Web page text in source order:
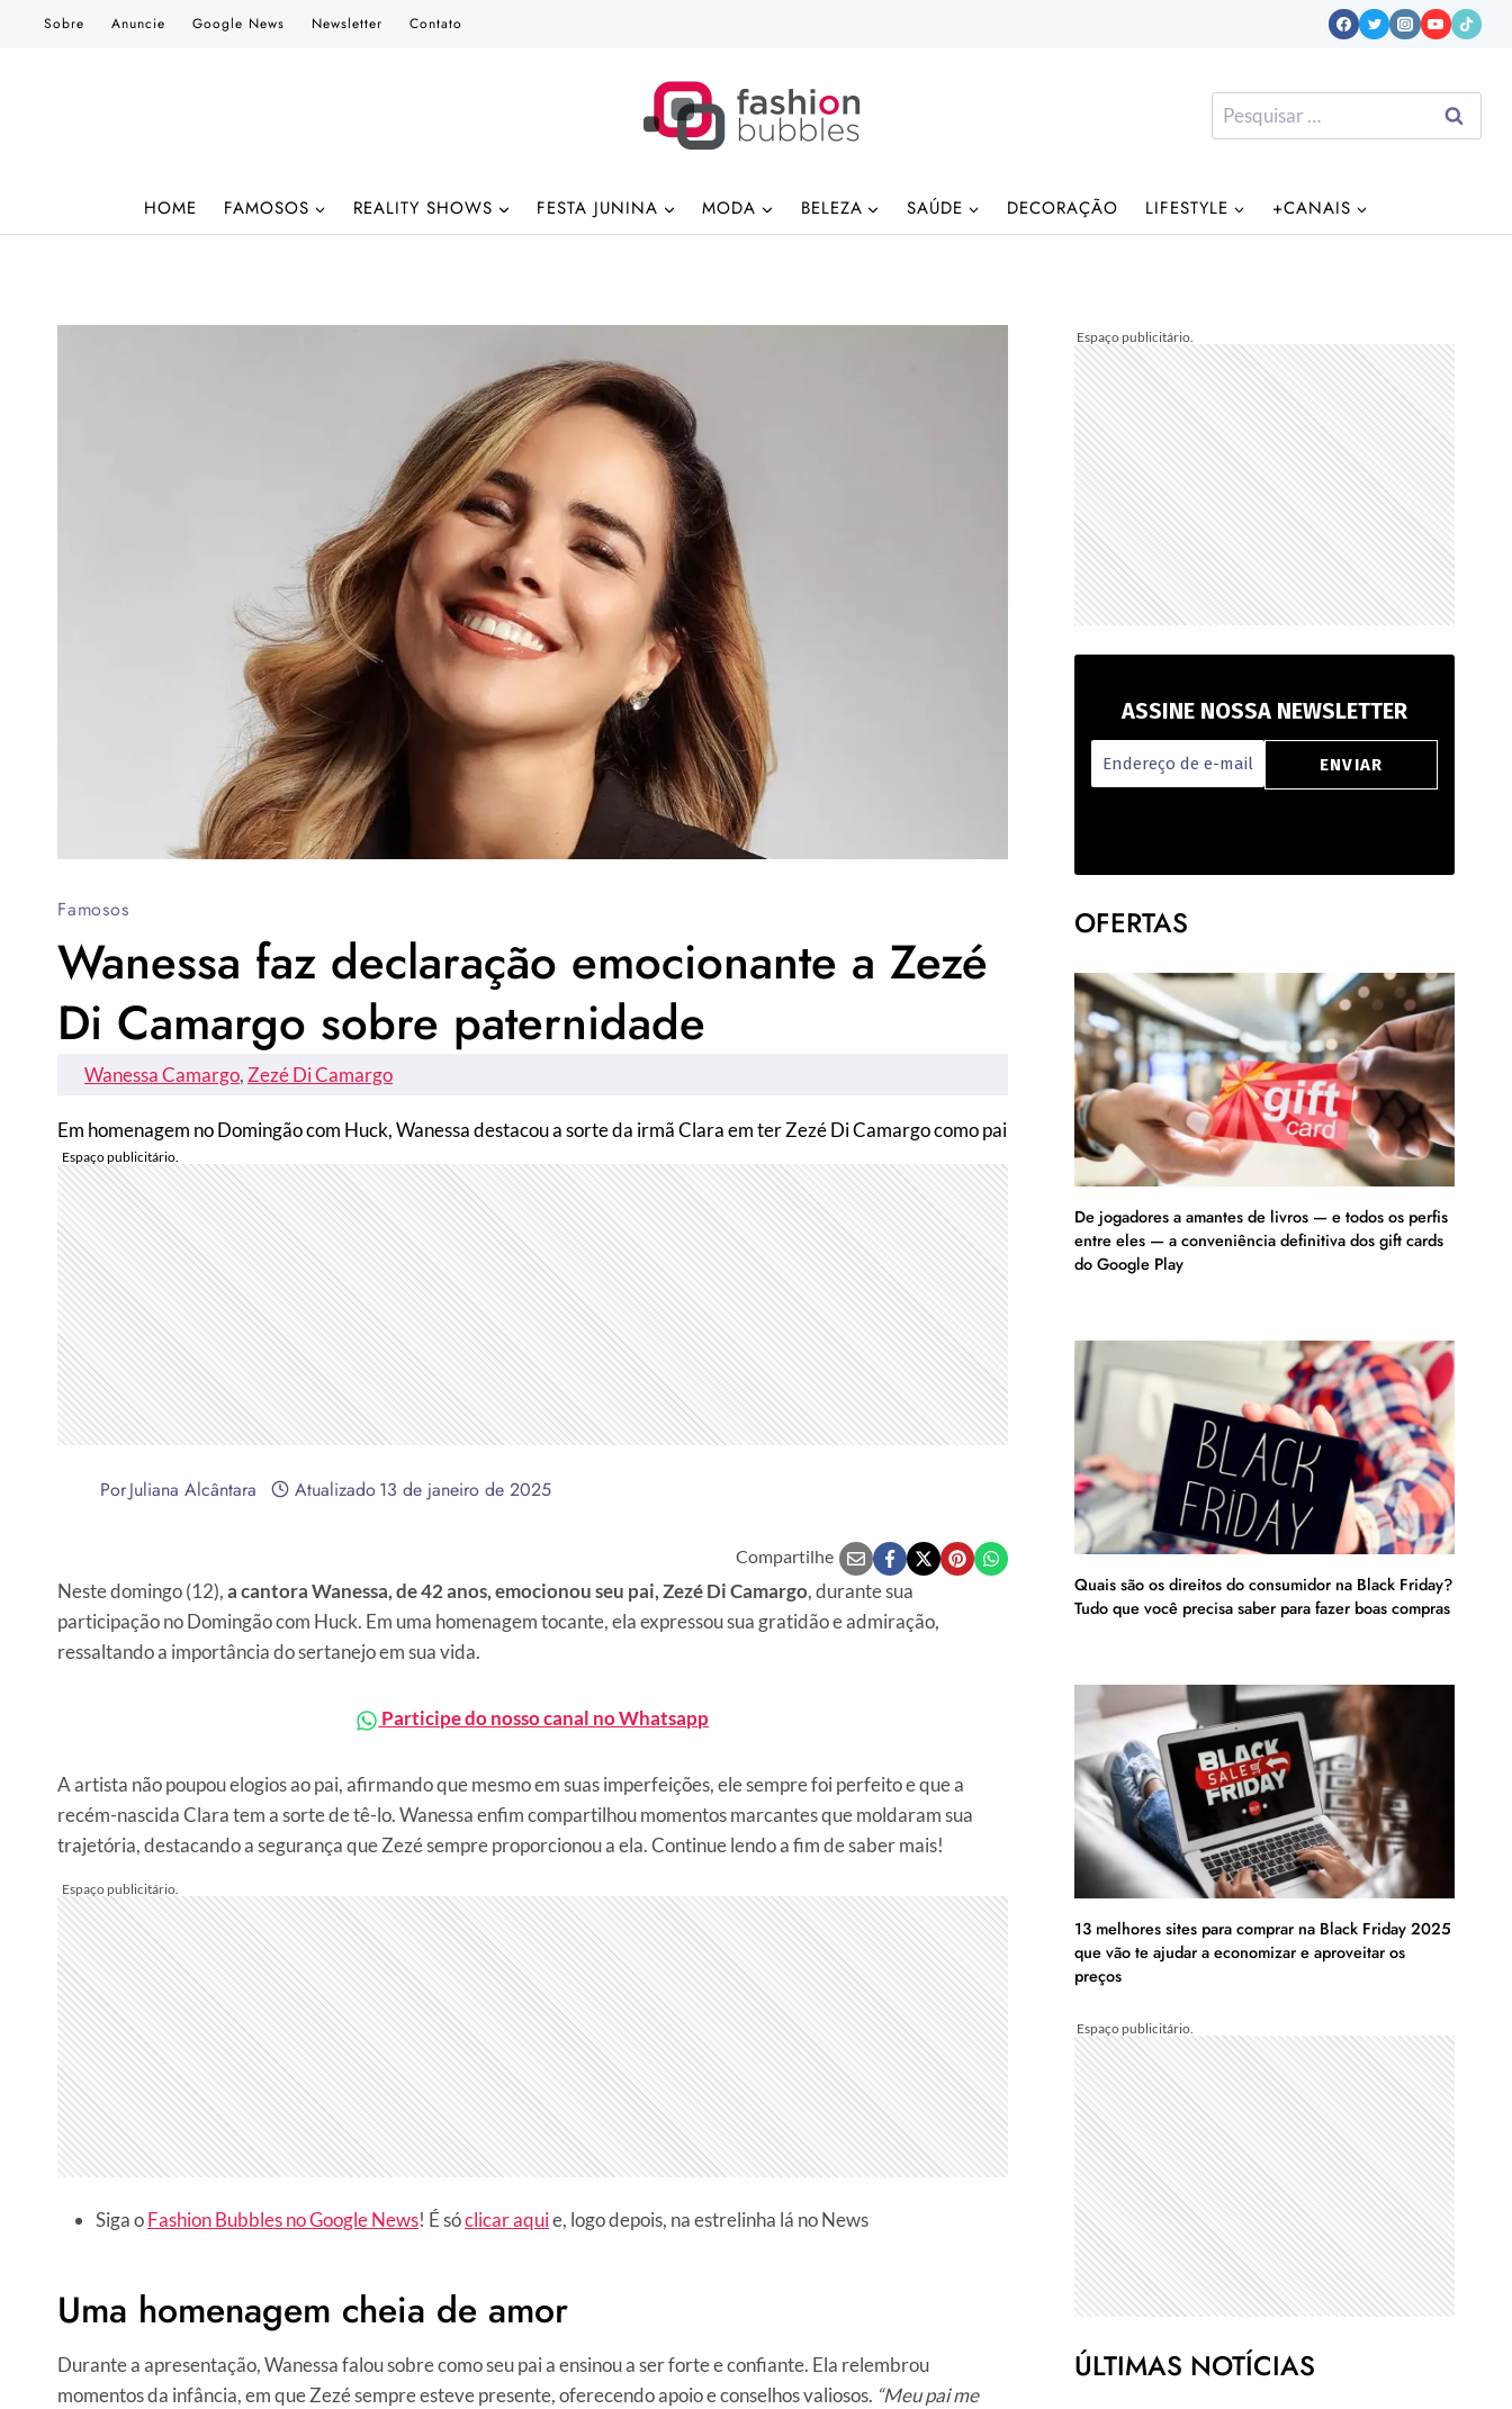
Sobre Anuncie Google News Newsletter Contato
Pesquisar
por:
HOME FAMOSOS REALITY SHOWS FESTA JUNINA MODA BELEZA SAÚDE DECORAÇÃO LIFESTYLE +CANAIS
Famosos
Wanessa faz declaração emocionante a Zezé
Di Camargo sobre paternidade
Wanessa Camargo, Zezé Di Camargo
Em homenagem no Domingão com Huck, Wanessa destacou a sorte da irmã Clara em ter Zezé Di Camargo como pai
PorJuliana Alcântara Atualizado13 de janeiro de 2025
Compartilhe
Neste domingo (12),a cantora Wanessa, de 42 anos, emocionou seu pai, Zezé Di Camargo, durante sua
participação no Domingão com Huck. Em uma homenagem tocante, ela expressou sua gratidão e admiração,
ressaltando a importância do sertanejo em sua vida.
Participe do nosso canal no Whatsapp
A artista não poupou elogios ao pai, afirmando que mesmo em suas imperfeições, ele sempre foi perfeito e que a
recém-nascida Clara tem a sorte de tê-lo. Wanessa enfim compartilhou momentos marcantes que moldaram sua
trajetória, destacando a segurança que Zezé sempre proporcionou a ela. Continue lendo a fim de saber mais!
Siga oFashion Bubbles no Google News! É sóclicar aquie, logo depois, na estrelinha lá no News
Uma homenagem cheia de amor
Durante a apresentação, Wanessa falou sobre como seu pai a ensinou a ser forte e confiante. Ela relembrou
momentos da infância, em que Zezé sempre esteve presente, oferecendo apoio e conselhos valiosos. “Meu pai me
ASSINE NOSSA NEWSLETTER
OFERTAS
De jogadores a amantes de livros — e todos os perfis
entre eles — a conveniência definitiva dos gift cards
do Google Play
Quais são os direitos do consumidor na Black Friday?
Tudo que você precisa saber para fazer boas compras
13 melhores sites para comprar na Black Friday 2025
que vão te ajudar a economizar e aproveitar os
preços
ÚLTIMAS NOTÍCIAS